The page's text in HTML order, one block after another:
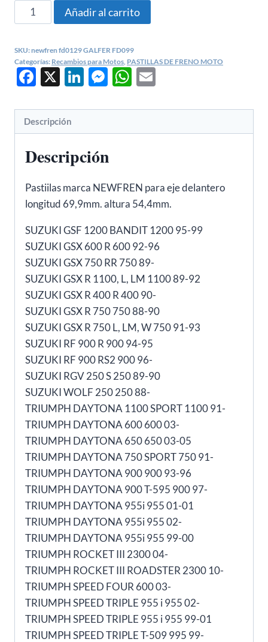
PASTILLAS
FRENOS
GSX
R
1100,
750R,
TRIUMPH
DELANTERAS
Añadir al carrito
SKU:newfren fd0129 GALFER FD099
Categorías: Recambios para Motos PASTILLAS DE FRENO MOTO
Facebook
X LinkedIn
Messenger
WhatsApp
Descripción
Descripción
Pastiilas marca NEWFREN para eje delantero
longitud 69,9mm. altura 54,4mm.
SUZUKI GSF 1200 BANDIT 1200 95-99
SUZUKI GSX 600 R 600 92-96
SUZUKI GSX 750 RR 750 89-
SUZUKI GSX R 1100, L, LM 1100 89-92
SUZUKI GSX R 400 R 400 90-
SUZUKI GSX R 750 750 88-90
SUZUKI GSX R 750 L, LM, W 750 91-93
SUZUKI RF 900 R 900 94-95
SUZUKI RF 900 RS2 900 96-
SUZUKI RGV 250 S 250 89-90
SUZUKI WOLF 250 250 88-
TRIUMPH DAYTONA 1100 SPORT 1100 91-
TRIUMPH DAYTONA 600 600 03-
TRIUMPH DAYTONA 650 650 03-05
TRIUMPH DAYTONA 750 SPORT 750 91-
TRIUMPH DAYTONA 900 900 93-96
TRIUMPH DAYTONA 900 T-595 900 97-
TRIUMPH DAYTONA 955i 955 01-01
TRIUMPH DAYTONA 955i 955 02-
TRIUMPH DAYTONA 955i 955 99-00
TRIUMPH ROCKET III 2300 04-
TRIUMPH ROCKET III ROADSTER 2300 10-
TRIUMPH SPEED FOUR 600 03-
TRIUMPH SPEED TRIPLE 955 i 955 02-
TRIUMPH SPEED TRIPLE 955 i 955 99-01
TRIUMPH SPEED TRIPLE T-509 995 99-